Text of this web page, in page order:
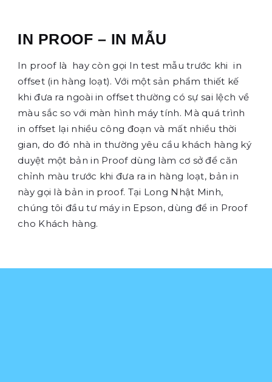
IN PROOF – IN MẪU
In proof là hay còn gọi In test mẫu trước khi in
offset (in hàng loạt). Với một sản phẩm thiết kế
khi đưa ra ngoài in offset thường có sự sai lệch về
màu sắc so với màn hình máy tính. Mà quá trình
in offset lại nhiều công đoạn và mất nhiều thời
gian, do đó nhà in thường yêu cầu khách hàng ký
duyệt một bản in Proof dùng làm cơ sở để căn
chỉnh màu trước khi đưa ra in hàng loạt, bản in
này gọi là bản in proof. Tại Long Nhật Minh,
chúng tôi đầu tư máy in Epson, dùng để in Proof
cho Khách hàng.